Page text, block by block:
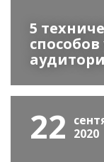
5
22 2020